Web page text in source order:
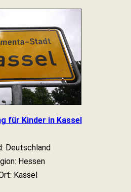
für Kinder in Kassel
Deutschland
Hessen
Kassel